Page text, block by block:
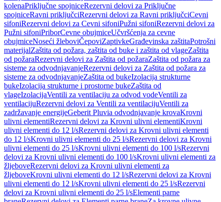
kolenaPriključne spojniceRezervni delovi za Priključne
spojniceRavni priključciRezervni delovi za Ravni priključciCevni
sifoniRezervni delovi za Cevni sifoniPužni sifoniRezervni delovi za
Pužni sifoniPriborCevne obujmiceUčvršćenja za cevne
obujmiceNoseći žleboviČepoviZaptivkeGrađevinska zaštitaPotrošni
materijalZaštita od požara, zaštita od buke i zaštita od vlageZaštita
od požaraRezervni delovi za Zaštita od požaraZaštita od požara za
sisteme za odvodnjavanjeRezervni delovi za Zaštita od požara za
sisteme za odvodnjavanjeZaštita od bukeIzolacija strukturne
bukeIzolacija strukturne i prostorne bukeZaštita od
vlageIzolacijaVentili za ventilaciju za odvod vodeVentili za
ventilacijuRezervni delovi za Ventili za ventilacijuVentili za
zadržavanje energijeGeberit Pluvia odvodnjavanje krovaKrovni
ulivni elementiRezervni delovi za Krovni ulivni elementiKrovni
ulivni elementi do 12 l/sRezervni delovi za Krovni ulivni elementi
do 12 l/sKrovni ulivni elementi do 25 l/sRezervni delovi za Krovni
ulivni elementi do 25 l/sKrovni ulivni elementi do 100 l/sRezervni
delovi za Krovni ulivni elementi do 100 l/sKrovni ulivni elementi za
žljeboveRezervni delovi za Krovni ulivni elementi za
žljeboveKrovni ulivni elementi do 12 l/sRezervni delovi za Krovni
ulivni elementi do 12 l/sKrovni ulivni elementi do 25 l/sRezervni
delovi za Krovni ulivni elementi do 25 l/sElementi parne